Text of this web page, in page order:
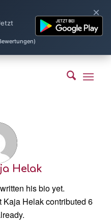
×
Helak
his bio yet.
Kaja Helakcontributed 6